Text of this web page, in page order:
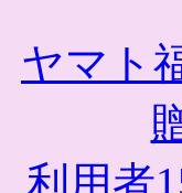
ヤマト
利用者